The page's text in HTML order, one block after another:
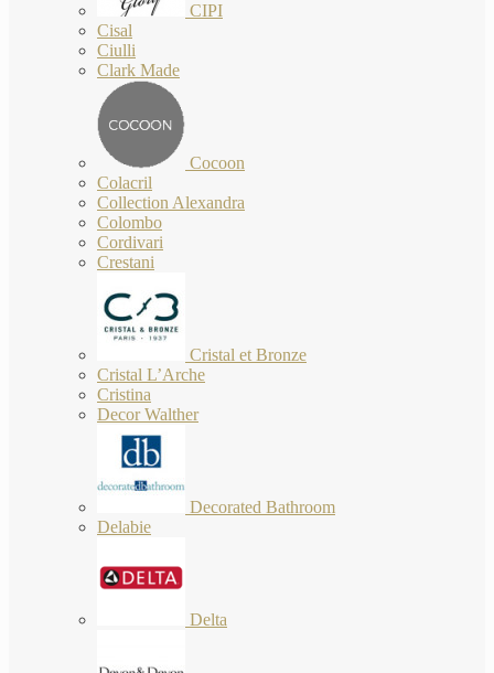
CIPI
Cisal
Ciulli
Clark Made
Cocoon
Colacril
Collection Alexandra
Colombo
Cordivari
Crestani
Cristal et Bronze
Cristal L’Arche
Cristina
Decor Walther
Decorated Bathroom
Delabie
Delta